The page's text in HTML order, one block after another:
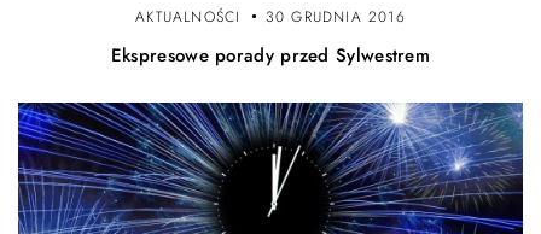
AKTUALNOŚCI 30 GRUDNIA 2016
Ekspresowe porady przed Sylwestrem